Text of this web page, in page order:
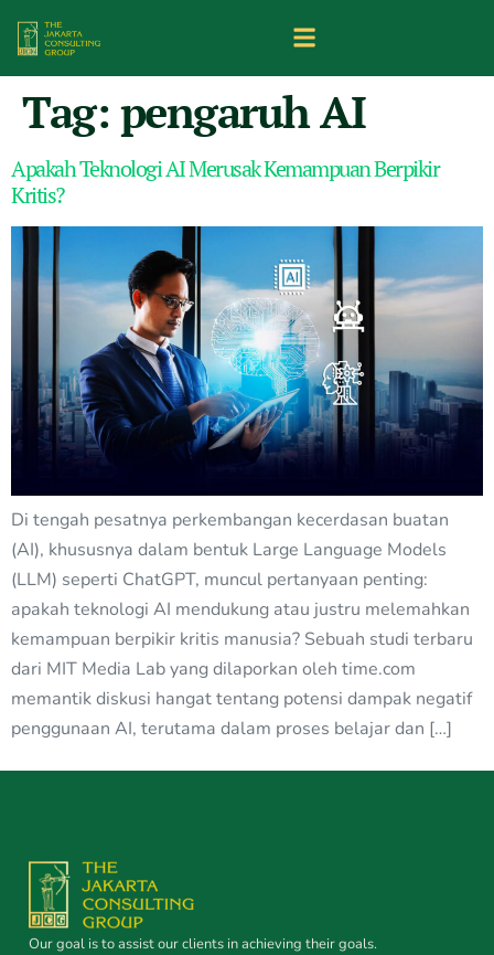
Tag: pengaruh AI
Apakah Teknologi AI Merusak Kemampuan Berpikir
Kritis?
Di tengah pesatnya perkembangan kecerdasan buatan
(AI), khususnya dalam bentuk Large Language Models
(LLM) seperti ChatGPT, muncul pertanyaan penting:
apakah teknologi AI mendukung atau justru melemahkan
kemampuan berpikir kritis manusia? Sebuah studi terbaru
dari MIT Media Lab yang dilaporkan oleh time.com
memantik diskusi hangat tentang potensi dampak negatif
penggunaan AI, terutama dalam proses belajar dan […]
Our goal is to assist our clients in achieving their goals.